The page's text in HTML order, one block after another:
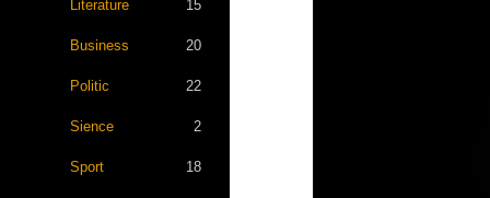
Literature 15
Business 20
Politic 22
Sience 2
Sport 18